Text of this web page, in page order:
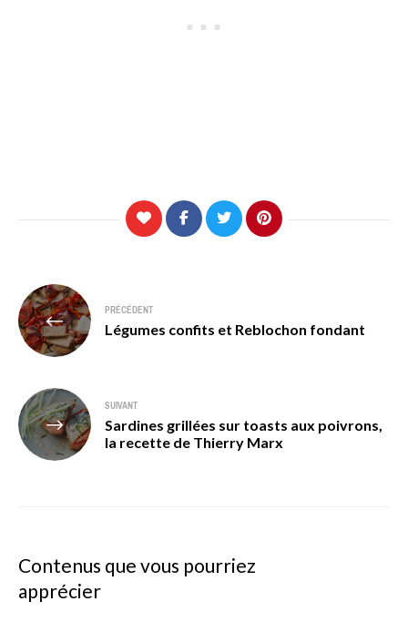
Navigation
de
l’article
PRÉCÉDENT
Légumes confits et Reblochon fondant
SUIVANT
Sardines grillées sur toasts aux poivrons,
la recette de Thierry Marx
Contenus que vous pourriez
apprécier